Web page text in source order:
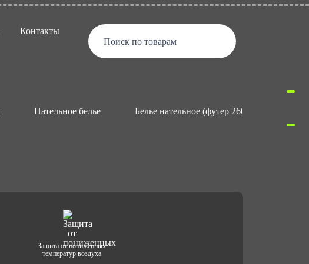
Контакты
Поиск по товарам
Нательное белье Белье нательное (футер 260 гр/м2)
Защита от пониженных
температур воздуха